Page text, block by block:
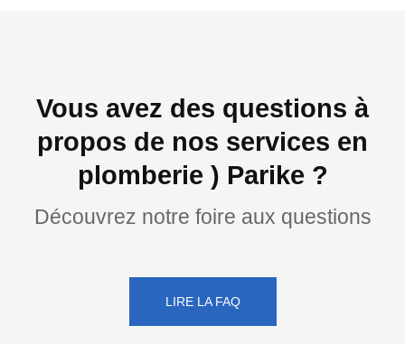
Vous avez des questions à
propos de nos services en
plomberie ) Parike ?
Découvrez notre foire aux questions
LIRE LA FAQ